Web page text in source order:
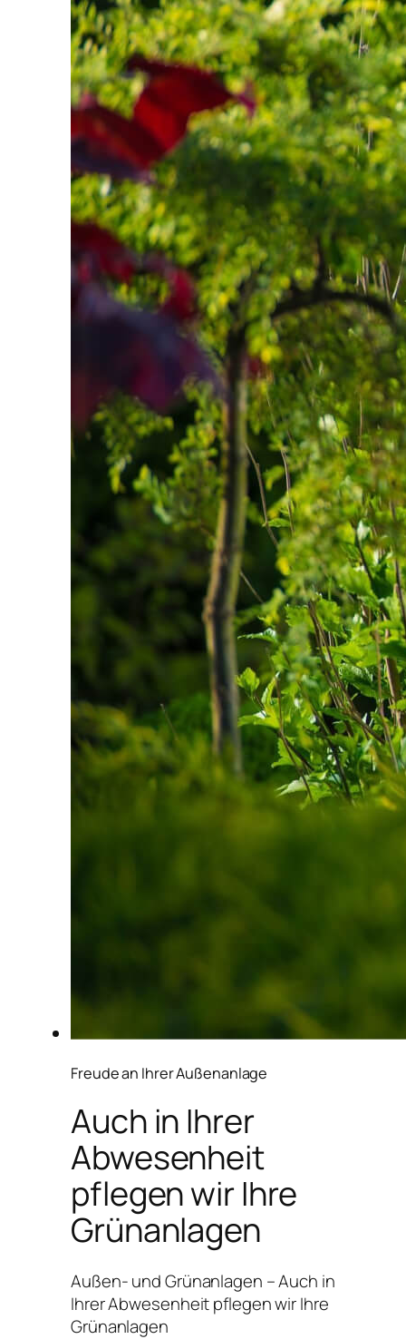
Freude an Ihrer Außenanlage
Auch in Ihrer
Abwesenheit
pflegen wir Ihre
Grünanlagen
Außen- und Grünanlagen – Auch in
Ihrer Abwesenheit pflegen wir Ihre
Grünanlagen